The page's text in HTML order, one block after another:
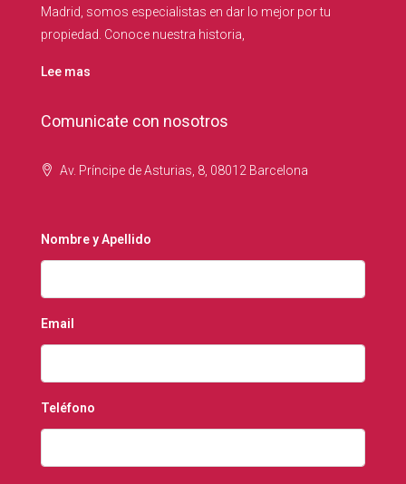
Madrid, somos especialistas en dar lo mejor por tu
propiedad. Conoce nuestra historia,
Lee mas
Comunicate con nosotros
Av. Príncipe de Asturias, 8, 08012 Barcelona
Nombre y Apellido
Email
Teléfono